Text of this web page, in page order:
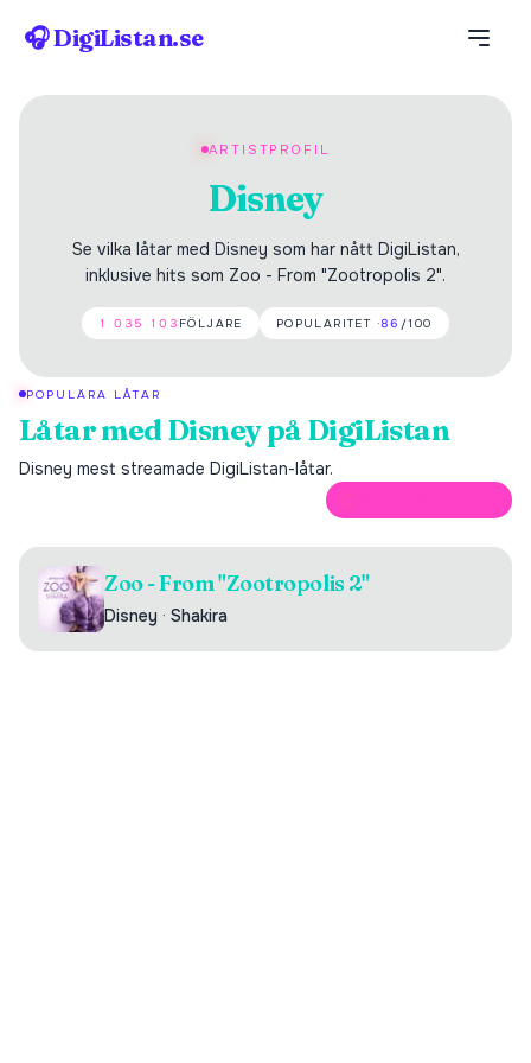
🎧 DigiListan.se
ARTISTPROFIL
Disney
Se vilka låtar med Disney som har nått DigiListan,
inklusive hits som Zoo - From "Zootropolis 2".
1 035 103 FÖLJARE POPULARITET ·86 /100
POPULÄRA LÅTAR
Låtar medDisneypå DigiListan
Disney mest streamade DigiListan-låtar.
Zoo - From "Zootropolis 2"
Disney · Shakira